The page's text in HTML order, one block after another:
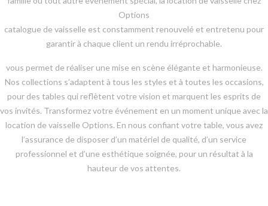
Options
catalogue de vaisselle est constamment renouvelé et entretenu pour
garantir à chaque client un rendu irréprochable.
vous permet de réaliser une mise en scène élégante et harmonieuse.
Nos collections s’adaptent à tous les styles et à toutes les occasions,
pour des tables qui reflètent votre vision et marquent les esprits de
vos invités. Transformez votre événement en un moment unique avec la
location de vaisselle Options. En nous confiant votre table, vous avez
l’assurance de disposer d’un matériel de qualité, d’un service
professionnel et d’une esthétique soignée, pour un résultat à la
hauteur de vos attentes.